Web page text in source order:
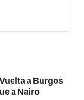
a Burgos
a Nairo